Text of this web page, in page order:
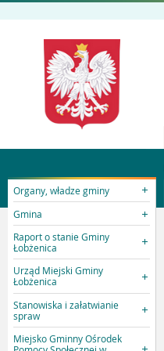
Organy, władze gminy
Gmina
Raport o stanie Gminy
Łobżenica
Urząd Miejski Gminy
Łobżenica
Stanowiska i załatwianie
spraw
Miejsko Gminny Ośrodek